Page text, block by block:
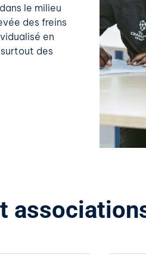
le milieu
des freins
en
des